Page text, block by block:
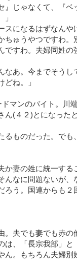
じゃなくて、『ベ
になるはずなんや
ちゅうやつですわ。
ですわ。夫婦同姓
あ。今までそうし
どね。」
マンのバイト。川
ん(４２)とになった
ものだった。でも
妻の姓に統一する
んなに問題ないが、
ろう。国連からも
夫でも妻でも赤の
は、「長宗我部」と
ん。もちろん夫婦別